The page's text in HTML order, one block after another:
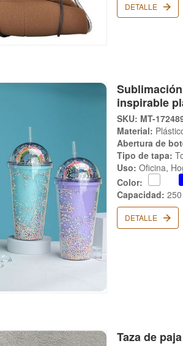
DETALLE
inspirable
SKU: MT-
Material:
Abertura de
Tipo de tapa:
Uso: Oficina,
Color:
Capacidad:
DETALLE
Taza de